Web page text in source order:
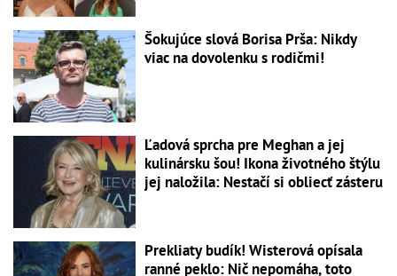
Šokujúce slová Borisa Prša: Nikdy
viac na dovolenku s rodičmi!
Ľadová sprcha pre Meghan a jej
kulinársku šou! Ikona životného štýlu
jej naložila: Nestačí si obliecť zásteru
Prekliaty budík! Wisterová opísala
ranné peklo: Nič nepomáha, toto